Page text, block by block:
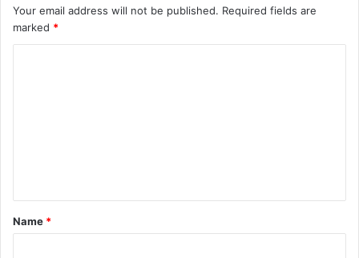
Your email address will not be published. Required fields are
marked *
t
*
Name *